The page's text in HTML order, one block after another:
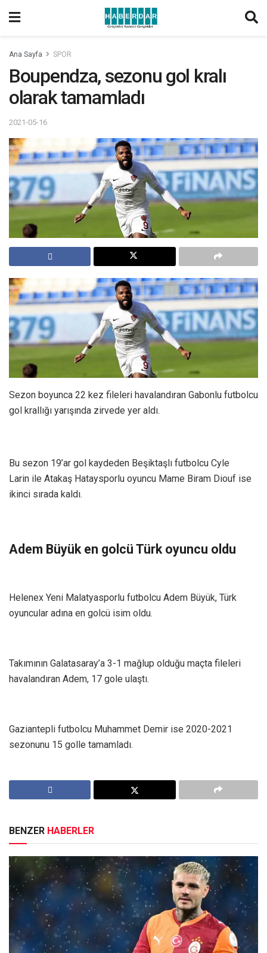
Ana Sayfa SPOR
Boupendza, sezonu gol kralı
olarak tamamladı
2021-05-16
Sezon boyunca 22 kez fileleri havalandıran Gabonlu futbolcu
gol krallığı yarışında zirvede yer aldı.
Bu sezon 19’ar gol kaydeden Beşiktaşlı futbolcu Cyle
Larin ile Atakaş Hataysporlu oyuncu Mame Biram Diouf ise
ikinci sırada kaldı.
Adem Büyük en golcü Türk oyuncu oldu
Helenex Yeni Malatyasporlu futbolcu Adem Büyük, Türk
oyuncular adına en golcü isim oldu.
Takımının Galatasaray’a 3-1 mağlup olduğu maçta fileleri
havalandıran Adem, 17 gole ulaştı.
Gaziantepli futbolcu Muhammet Demir ise 2020-2021
sezonunu 15 golle tamamladı.
BENZER HABERLER